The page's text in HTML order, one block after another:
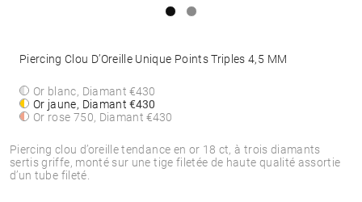
Piercing clou d’oreille tendance en or 18 ct, à trois diamants
sertis griffe, monté sur une tige filetée de haute qualité assortie
d’un tube fileté.
Piercing Clou D’Oreille Unique Points Triples 4,5 MM
Or blanc, Diamant€430
Or jaune, Diamant€430
Or rose 750, Diamant€430